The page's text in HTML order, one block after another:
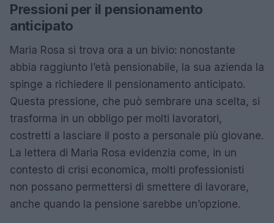
Pressioni per il pensionamento
anticipato
Maria Rosa si trova ora a un bivio: nonostante
abbia raggiunto l’età pensionabile, la sua azienda la
spinge a richiedere il pensionamento anticipato.
Questa pressione, che può sembrare una scelta, si
trasforma in un obbligo per molti lavoratori,
costretti a lasciare il posto a personale più giovane.
La lettera di Maria Rosa evidenzia come, in un
contesto di crisi economica, molti professionisti
non possano permettersi di smettere di lavorare,
anche quando la pensione sarebbe un’opzione.